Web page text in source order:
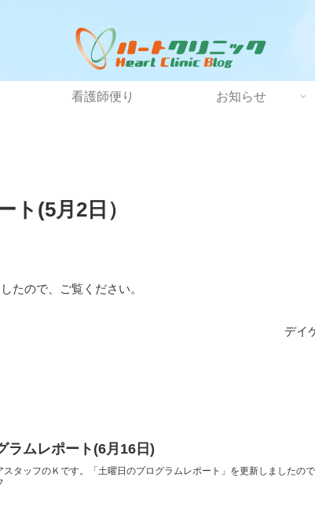
看護師便り お知らせ
(5月2日）
たので、ご覧ください。
デイ
ラムレポート(6月16日)
スタッフのＫです。「土曜日のプログラムレポート」を更新しましたの